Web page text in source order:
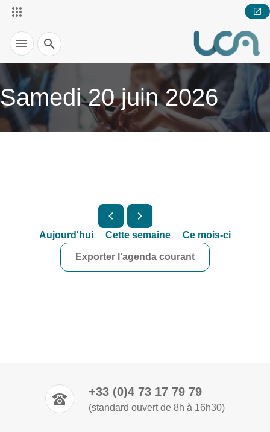
Recherche
Samedi 20 juin 2026
Aujourd'hui Cette semaine Ce mois-ci
Exporter l'agenda courant
+33 (0)4 73 17 79 79
(standard ouvert de 8h à 16h30)